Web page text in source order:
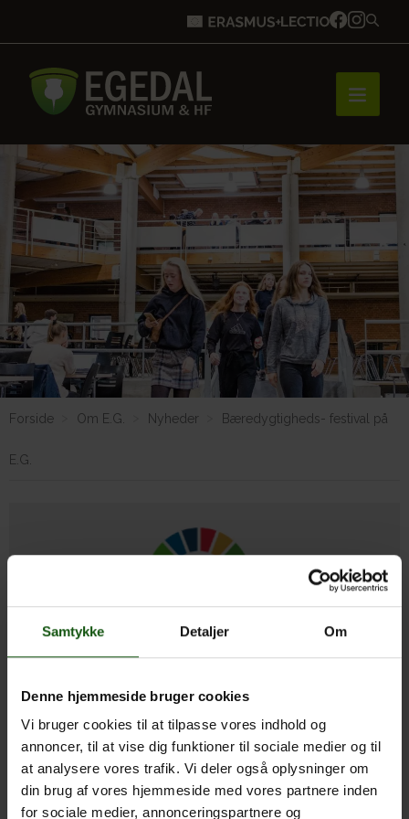
Samtykke Detaljer Om
Denne hjemmeside bruger cookies
Vi bruger cookies til at tilpasse vores indhold og
annoncer, til at vise dig funktioner til sociale medier og til
at analysere vores trafik. Vi deler også oplysninger om
din brug af vores hjemmeside med vores partnere inden
for sociale medier, annonceringspartnere og
Forside
Brobygning
Bliv elev
Vores uddannelser
Forside Om E.G. Nyheder Bæredygtigheds- festival på
E.G.
FN’s Verdensmål består af 17 mål og er den til dato mest
ambitiøse globale udviklingsdagsorden. Målene skal frem
til 2030 sætte os på kurs mod en mere bæredygtig
udvikling for både mennesker og planeten, vi bor på.